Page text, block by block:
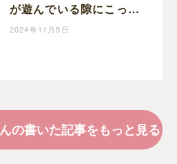
が遊んでいる隙にこっそ
り一人アイス作戦はあっ
2024年11月5日
の書いた記事をもっと見る